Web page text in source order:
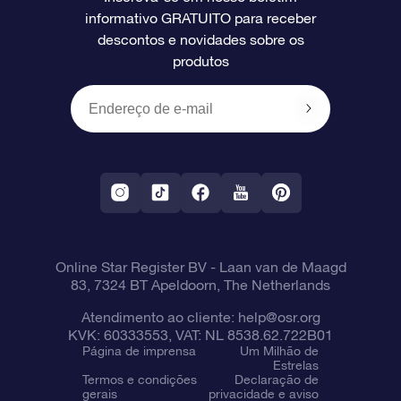
Avaliações
O cartão de presente da OSR
Presentes corporativos
Página estelar personalizada
Um Milhão de Estrelas
OSR Starsaver
Aplicativo RV Fly me to the stars
Informações de pagamento
Política de devolução
Constelações
informativo GRATUITO para receber
descontos e novidades sobre os
produtos
Online Star Register BV- Laan van de Maagd
83, 7324 BT Apeldoorn, The Netherlands
Atendimento ao cliente: help@osr.org
KVK: 60333553, VAT: NL 8538.62.722B01
Página de imprensa
Um Milhão de
Estrelas
Termos e condições
gerais
Declaração de
privacidade e aviso